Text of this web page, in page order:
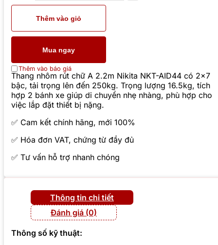
Thêm vào giỏ
Mua ngay
Thêm vào báo giá
Thang nhôm rút chữ A 2.2m Nikita NKT-AID44 có 2×7
bậc, tải trọng lên đến 250kg. Trọng lượng 16.5kg, tích
hợp 2 bánh xe giúp di chuyển nhẹ nhàng, phù hợp cho
việc lắp đặt thiết bị nặng.
✅ Cam kết chính hãng, mới 100%
✅ Hóa đơn VAT, chứng từ đầy đủ
✅ Tư vấn hỗ trợ nhanh chóng
Thông tin chi tiết
Đánh giá (0)
Thông số kỹ thuật: